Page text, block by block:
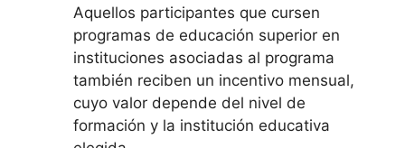
Aquellos participantes que cursen
programas de educación superior en
instituciones asociadas al programa
también reciben un incentivo mensual,
cuyo valor depende del nivel de
formación y la institución educativa